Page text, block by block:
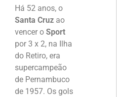
Há 52 anos, o
Santa Cruz ao
vencer o Sport
por 3 x 2, na Ilha
do Retiro, era
supercampeão
de Pernambuco
de 1957. Os gols